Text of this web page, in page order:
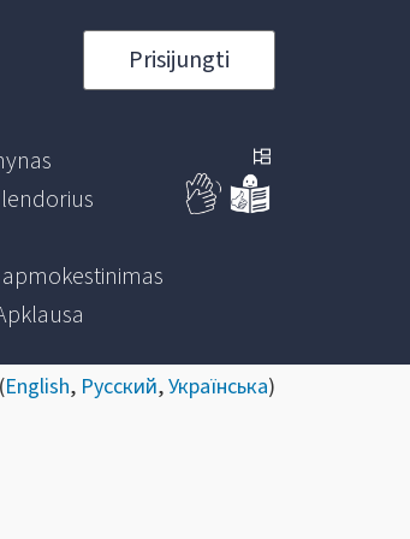
Prisijungti
English, Русский,Українська)